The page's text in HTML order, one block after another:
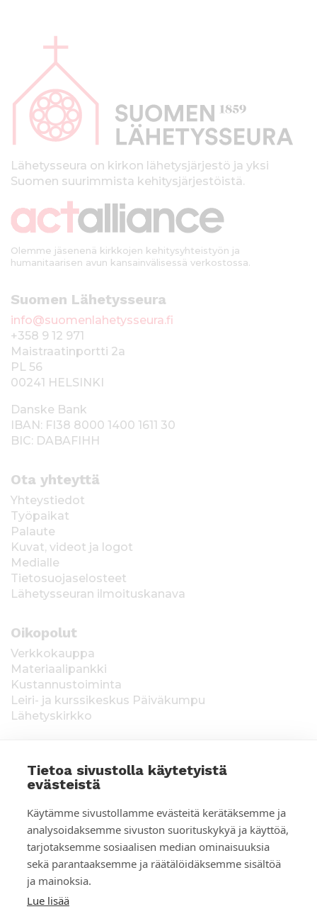
Tietoa sivustolla käytetyistä
evästeistä
Käytämme sivustollamme evästeitä kerätäksemme ja
analysoidaksemme sivuston suorituskykyä ja käyttöä,
tarjotaksemme sosiaalisen median ominaisuuksia
sekä parantaaksemme ja räätälöidäksemme sisältöä
ja mainoksia.
Lue lisää
p
kLähetysseura on kirkon lähetysjärjestö ja yksi
Suomen suurimmista kehitysjärjestöistä.
Olemme jäsenenä kirkkojen kehitysyhteistyön ja
humanitaarisen avun kansainvälisessä verkostossa.
Suomen Lähetysseura
info@suomenlahetysseura.fi
+358 9 12 971
Maistraatinportti 2a
PL 56
00241 HELSINKI
Danske Bank
IBAN: FI38 8000 1400 1611 30
BIC: DABAFIHH
Ota yhteyttä
Yhteystiedot
Työpaikat
Palaute
Kuvat, videot ja logot
Medialle
Tietosuojaselosteet
Lähetysseuran ilmoituskanava
Oikopolut
Verkkokauppa
Materiaalipankki
Kustannustoiminta
Leiri- ja kurssikeskus Päiväkumpu
Lähetyskirkko
voimassa toistaiseksi 1.1.2021 alkaen, myönnetty
1.12.2020, Poliisihallitus. Ahvenanmaa ÅLR
2025/5437, voimassa 1.1.–31.12.2026, myönnetty
28.8.2025 Ahvenanmaan maakuntahallitus. Kerätyt
varat käytetään Suomen Lähetysseuran
Suomen Lähetysseuran yhteystietorekisteriin. Lue